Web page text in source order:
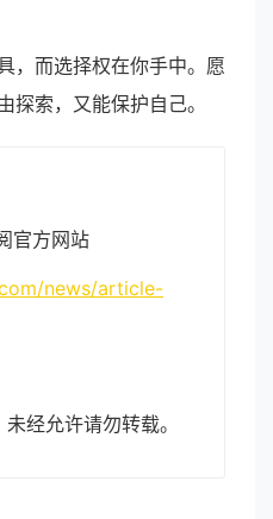
，而选择权在你手中。愿
探索，又能保护自己。
官方网站
news/article-
经允许请勿转载。